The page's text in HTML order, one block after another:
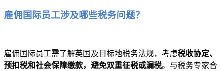
雇佣国际员工涉及哪些税务问题？
雇佣国际员工需了解英国及目标地税务法规，考虑税收协定、
预扣税和社会保障缴款，避免双重征税或漏税。与税务专家合